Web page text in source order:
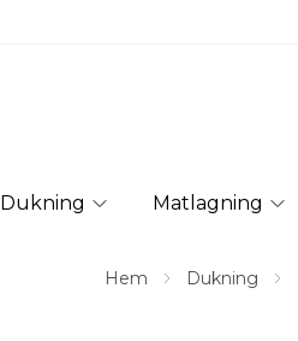
Dukning Matlagning
Hem Dukning